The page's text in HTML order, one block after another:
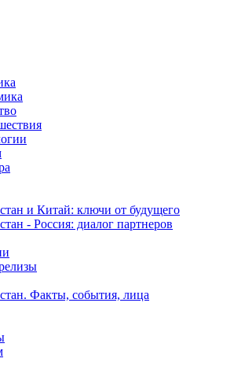
и Китай: ключи от будущего
- Россия: диалог партнеров
Факты, события, лица